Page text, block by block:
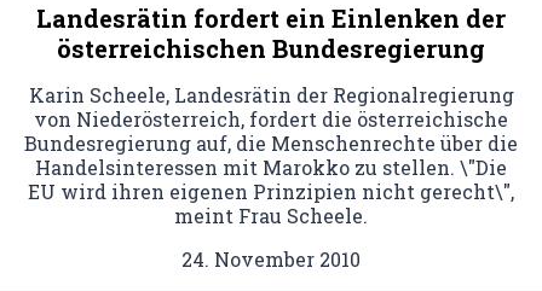
Landesrätin fordert ein Einlenken der
österreichischen Bundesregierung
Karin Scheele, Landesrätin der Regionalregierung
von Niederösterreich, fordert die österreichische
Bundesregierung auf, die Menschenrechte über die
Handelsinteressen mit Marokko zu stellen. \"Die
EU wird ihren eigenen Prinzipien nicht gerecht\",
meint Frau Scheele.
24. November 2010